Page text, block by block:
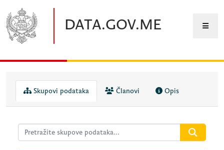
DATA.GOV.ME
Skupovi podataka Članovi Opis